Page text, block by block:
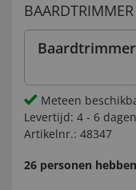
Meteen
Levertijd: 4 - 6 dagen
Artikelnr.: 48347
26 personen